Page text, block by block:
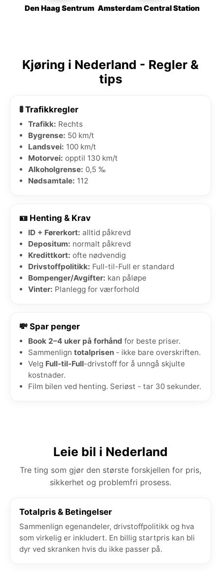
Den Haag Sentrum Amsterdam Central Station
Kjøring i Nederland - Regler &
tips
🚦 Trafikkregler
Trafikk: Rechts
Bygrense: 50 km/t
Landsvei: 100 km/t
Motorvei: opptil 130 km/t
Alkoholgrense: 0,5 ‰
Nødsamtale: 112
🪪 Henting & Krav
ID + Førerkort: alltid påkrevd
Depositum: normalt påkrevd
Kredittkort: ofte nødvendig
Drivstoffpolitikk: Full-til-Full er standard
Bompenger/Avgifter: kan påløpe
Vinter: Planlegg for værforhold
💸 Spar penger
Book 2–4 uker på forhånd for beste priser.
Sammenlign totalprisen - ikke bare overskriften.
Velg Full-til-Full-drivstoff for å unngå skjulte
kostnader.
Film bilen ved henting. Seriøst - tar 30 sekunder.
Leie bil i Nederland
Tre ting som gjør den største forskjellen for pris,
sikkerhet og problemfri prosess.
Totalpris & Betingelser
Sammenlign egenandeler, drivstoffpolitikk og hva
som virkelig er inkludert. En billig startpris kan bli
dyr ved skranken hvis du ikke passer på.